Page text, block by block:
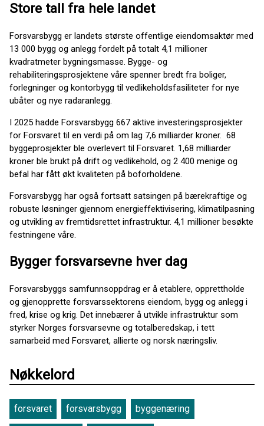
Store tall fra hele landet
Forsvarsbygg er landets største offentlige eiendomsaktør med
13 000 bygg og anlegg fordelt på totalt 4,1 millioner
kvadratmeter bygningsmasse. Bygge- og
rehabiliteringsprosjektene våre spenner bredt fra boliger,
forlegninger og kontorbygg til vedlikeholdsfasiliteter for nye
ubåter og nye radaranlegg.
I 2025 hadde Forsvarsbygg 667 aktive investeringsprosjekter
for Forsvaret til en verdi på om lag 7,6 milliarder kroner. 68
byggeprosjekter ble overlevert til Forsvaret. 1,68 milliarder
kroner ble brukt på drift og vedlikehold, og 2 400 menige og
befal har fått økt kvaliteten på boforholdene.
Forsvarsbygg har også fortsatt satsingen på bærekraftige og
robuste løsninger gjennom energieffektivisering, klimatilpasning
og utvikling av fremtidsrettet infrastruktur. 4,1 millioner besøkte
festningene våre.
Bygger forsvarsevne hver dag
Forsvarsbyggs samfunnsoppdrag er å etablere, opprettholde
og gjenopprette forsvarssektorens eiendom, bygg og anlegg i
fred, krise og krig. Det innebærer å utvikle infrastruktur som
styrker Norges forsvarsevne og totalberedskap, i tett
samarbeid med Forsvaret, allierte og norsk næringsliv.
Nøkkelord
forsvaret forsvarsbygg byggenæring